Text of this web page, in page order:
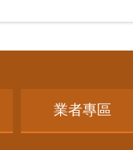
業者專區